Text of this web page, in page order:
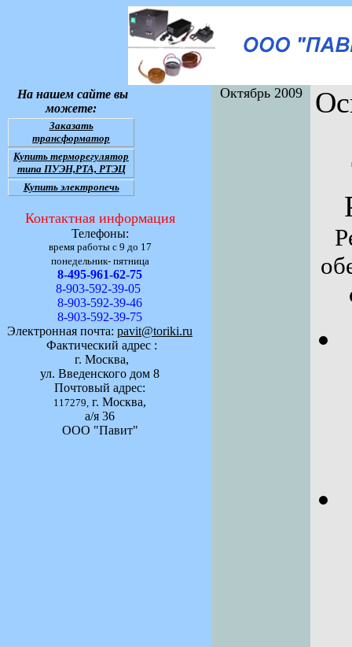
На нашем сайте вы
можете:
Заказать
трансформатор
Купить терморегулятор
типа ПУЭН,РТА, РТЭЦ
Купить электропечь
Контактная информация
Телефоны:
время работы с 9 до 17
понедельник- пятница
8-495-961-62-75
8-903-592-39-05
8-903-592-39-46
8-903-592-39-75
Электронная почта: pavit@toriki.ru
Фактический адрес :
г. Москва,
ул. Введенского дом 8
Почтовый адрес:
117279, г. Москва,
а/я 36
ООО "Павит"
Октябрь 2009
Р